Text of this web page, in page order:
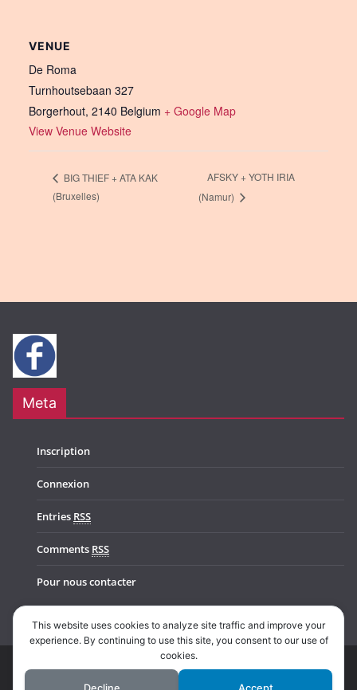
VENUE
De Roma
Turnhoutsebaan 327
Borgerhout, 2140 Belgium + Google Map
View Venue Website
BIG THIEF + ATA KAK
(Bruxelles)
AFSKY + YOTH IRIA
(Namur)
Meta
Inscription
Connexion
Entries RSS
Comments RSS
Pour nous contacter
Copyright © 2026Music In Belgium. All rights reserved.
This website uses cookies to analyze site traffic and improve your
experience. By continuing to use this site, you consent to our use of
cookies.